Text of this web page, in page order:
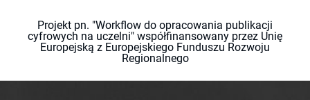
Projekt pn. "Workflow do opracowania publikacji
cyfrowych na uczelni" współfinansowany przez Unię
Europejską z Europejskiego Funduszu Rozwoju
Regionalnego